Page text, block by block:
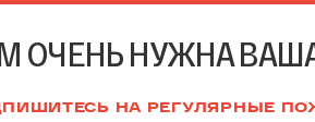
ОЧЕНЬ НУЖНА
НА РЕГУЛЯРНЫЕ